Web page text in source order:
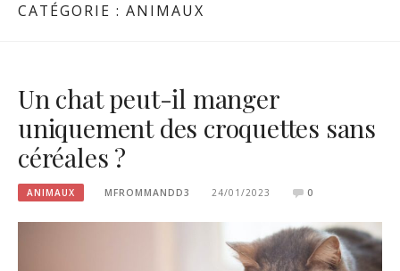
CATÉGORIE : ANIMAUX
Un chat peut-il manger
uniquement des croquettes sans
céréales ?
ANIMAUX MFROMMANDD3 24/01/2023 0